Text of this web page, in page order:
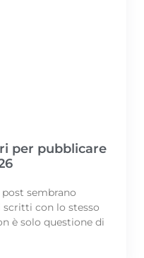
per pubblicare
sembrano
con lo stesso
è solo questione di